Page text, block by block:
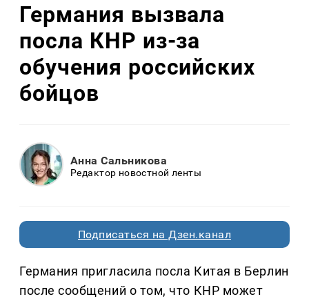
Германия вызвала
посла КНР из-за
обучения российских
бойцов
Анна Сальникова
Редактор новостной ленты
Подписаться на Дзен.канал
Германия пригласила посла Китая в Берлин
после сообщений о том, что КНР может